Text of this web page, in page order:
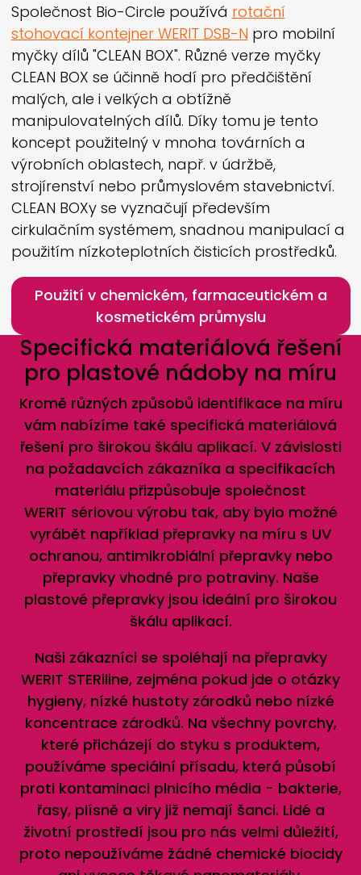
Společnost Bio-Circle používá rotační
stohovací kontejnerWERIT DSB-N pro mobilní
myčky dílů "CLEAN BOX". Různé verze myčky
CLEAN BOX se účinně hodí pro předčištění
malých, ale i velkých a obtížně
manipulovatelných dílů. Díky tomu je tento
koncept použitelný v mnoha továrních a
výrobních oblastech, např. v údržbě,
strojírenství nebo průmyslovém stavebnictví.
CLEAN BOXy se vyznačují především
cirkulačním systémem, snadnou manipulací a
použitím nízkoteplotních čisticích prostředků.
Použití v chemickém, farmaceutickém a
kosmetickém průmyslu
Specifická materiálová řešení
pro plastové nádoby na míru
Kromě různých způsobů identifikace na míru
vám nabízíme také specifická materiálová
řešení pro širokou škálu aplikací. V závislosti
na požadavcích zákazníka a specifikacích
materiálu přizpůsobuje společnost
WERIT sériovou výrobu tak, aby bylo možné
vyrábět například přepravky na míru s UV
ochranou, antimikrobiální přepravky nebo
přepravky vhodné pro potraviny. Naše
plastové přepravky jsou ideální pro širokou
škálu aplikací.
Naši zákazníci se spoléhají na přepravky
WERIT STERiline, zejména pokud jde o otázky
hygieny, nízké hustoty zárodků nebo nízké
koncentrace zárodků. Na všechny povrchy,
které přicházejí do styku s produktem,
používáme speciální přísadu, která působí
proti kontaminaci plnicího média - bakterie,
řasy, plísně a viry již nemají šanci. Lidé a
životní prostředí jsou pro nás velmi důležití,
proto nepoužíváme žádné chemické biocidy